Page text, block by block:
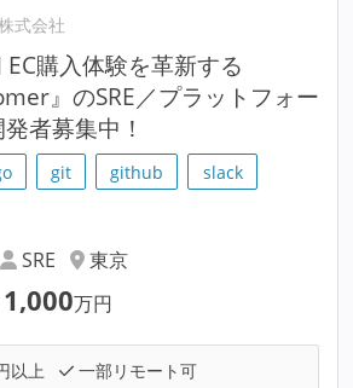
式会社
購入体験を革新する
』のSRE／プラットフォー
者募集中！
git github
slack
SRE
東京
1,000万円
以上
一部リモート可